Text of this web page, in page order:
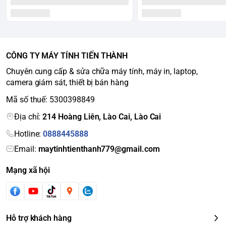
CÔNG TY MÁY TÍNH TIẾN THÀNH
Chuyên cung cấp & sửa chữa máy tính, máy in, laptop,
camera giám sát, thiết bị bán hàng
Mã số thuế: 5300398849
Địa chỉ:214 Hoàng Liên, Lào Cai, Lào Cai
Hotline:0888445888
Email: maytinhtienthanh779@gmail.com
Mạng xã hội
Hỗ trợ khách hàng